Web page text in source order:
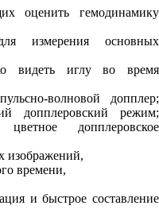
оценить гемодинамику
измерения основных
видеть иглу во время
волновой допплер;
допплеровский режим;
цветное допплеровское
изображений,
времени,
и быстрое составление